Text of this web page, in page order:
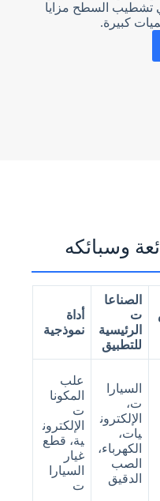
تشطيب السطح مزايا
كبيرة.
وسبائكه
الصناعا
ت
الرئيسية
للتطبيق
أداة
نموذجية
السيارا
ت،
الإلكترون
يات،
الكهرباء،
الصب
الدقيق
علب
المكونا
ت
الإلكترون
ية، قطع
غيار
السيارا
ت